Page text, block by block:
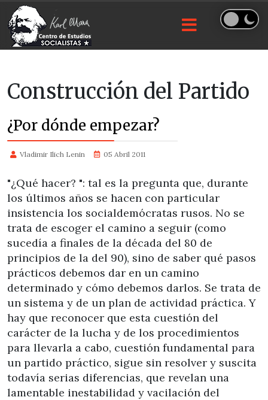
Construcción del Partido
¿Por dónde empezar?
Vladimir Ilich Lenin 05 Abril 2011
"¿Qué hacer? ": tal es la pregunta que, durante
los últimos años se hacen con particular
insistencia los socialdemócratas rusos. No se
trata de escoger el camino a seguir (como
sucedía a finales de la década del 80 de
principios de la del 90), sino de saber qué pasos
prácticos debemos dar en un camino
determinado y cómo debemos darlos. Se trata de
un sistema y de un plan de actividad práctica. Y
hay que reconocer que esta cuestión del
carácter de la lucha y de los procedimientos
para llevarla a cabo, cuestión fundamental para
un partido práctico, sigue sin resolver y suscita
todavía serias diferencias, que revelan una
lamentable inestabilidad y vacilación del